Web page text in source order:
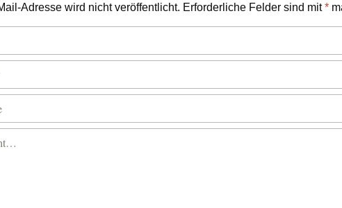
Adresse wird nicht veröffentlicht. Erforderliche Felder sind mit*